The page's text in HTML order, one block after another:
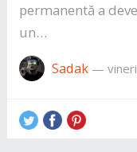
permanentă a
un…
Sadak—